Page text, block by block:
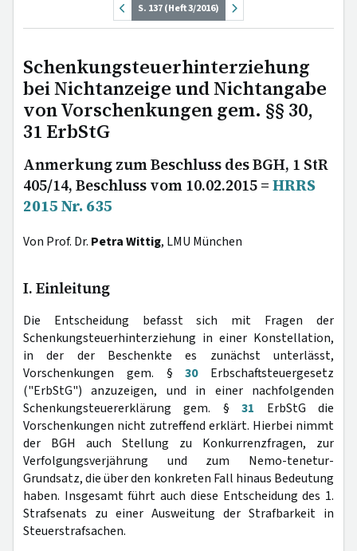
S. 137 (Heft 3/2016)
Schenkungsteuerhinterziehung
bei Nichtanzeige und Nichtangabe
von Vorschenkungen gem. §§ 30,
31 ErbStG
Anmerkung zum Beschluss des BGH, 1 StR
405/14, Beschluss vom 10.02.2015 = HRRS
2015 Nr. 635
Von Prof. Dr. Petra Wittig, LMU München
I. Einleitung
Die Entscheidung befasst sich mit Fragen der
Schenkungsteuerhinterziehung in einer Konstellation,
in der der Beschenkte es zunächst unterlässt,
Vorschenkungen gem. §30Erbschaftsteuergesetz
("ErbStG") anzuzeigen, und in einer nachfolgenden
Schenkungsteuererklärung gem. §31 ErbStG die
Vorschenkungen nicht zutreffend erklärt. Hierbei nimmt
der BGH auch Stellung zu Konkurrenzfragen, zur
Verfolgungsverjährung und zum Nemo-tenetur-
Grundsatz, die über den konkreten Fall hinaus Bedeutung
haben. Insgesamt führt auch diese Entscheidung des 1.
Strafsenats zu einer Ausweitung der Strafbarkeit in
Steuerstrafsachen.